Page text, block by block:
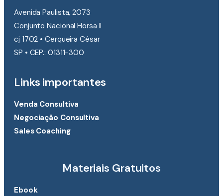
Avenida Paulista, 2073
Conjunto Nacional Horsa II
cj 1702 • Cerqueira César
SP • CEP.: 01311-300
Links importantes
Venda Consultiva
Negociação Consultiva
Sales Coaching
Materiais Gratuitos
Ebook